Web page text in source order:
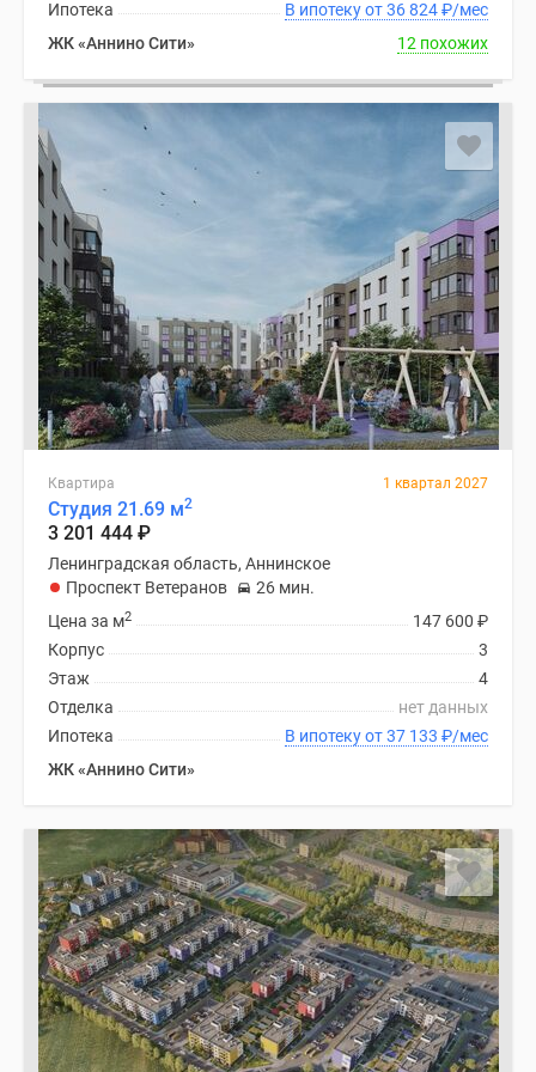
В ипотеку от 36 824₽/мес
Ипотека
ЖК «Аннино Сити»
12 похожих
Квартира 1 квартал 2027
Студия 21.69 м2
3 201 444 ₽
Ленинградская область, Аннинское
Проспект Ветеранов
26 мин.
147 600 ₽
Цена за м2
3
Корпус
4
Этаж
нет данных
Отделка
В ипотеку от 37 133 ₽/мес
Ипотека
ЖК «Аннино Сити»